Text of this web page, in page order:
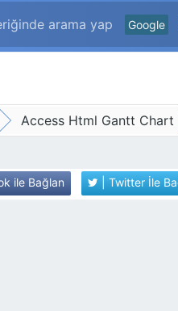
Google
Access Html Gantt Chart
ile Bağlan | Twitter İle